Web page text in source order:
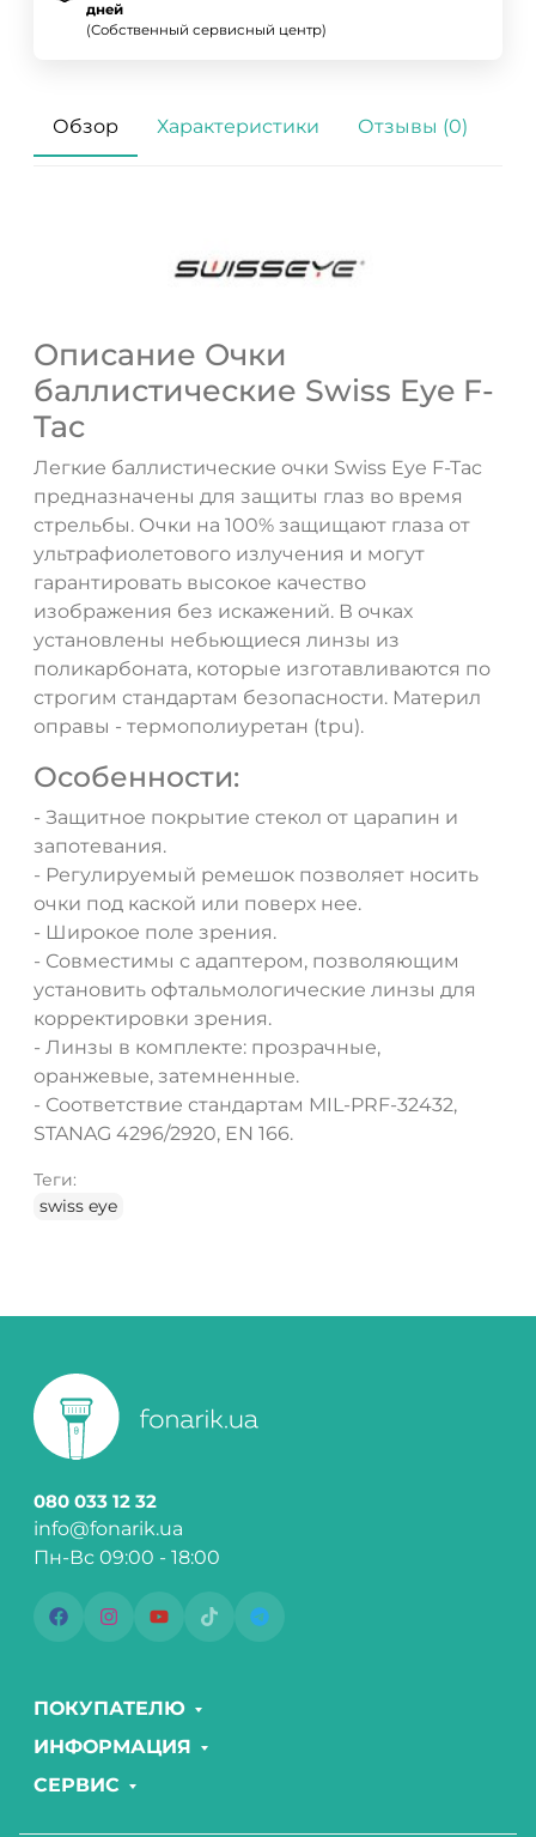
дней
(Собственный сервисный центр)
Обзор Характеристики Отзывы (0)
Описание Очки
баллистические Swiss Eye F-
Tac
Легкие баллистические очки Swiss Eye F-Tac
предназначены для защиты глаз во время
стрельбы. Очки на 100% защищают глаза от
ультрафиолетового излучения и могут
гарантировать высокое качество
изображения без искажений. В очках
установлены небьющиеся линзы из
поликарбоната, которые изготавливаются по
строгим стандартам безопасности. Материл
оправы - термополиуретан (tpu).
Особенности:
- Защитное покрытие стекол от царапин и
запотевания.
- Регулируемый ремешок позволяет носить
очки под каской или поверх нее.
- Широкое поле зрения.
- Совместимы с адаптером, позволяющим
установить офтальмологические линзы для
корректировки зрения.
- Линзы в комплекте: прозрачные,
оранжевые, затемненные.
- Соответствие стандартам MIL-PRF-32432,
STANAG 4296/2920, EN 166.
Теги:
swiss eye
080 033 12 32
info@fonarik.ua
Пн-Вс 09:00 - 18:00
ПОКУПАТЕЛЮ
ИНФОРМАЦИЯ
СЕРВИС